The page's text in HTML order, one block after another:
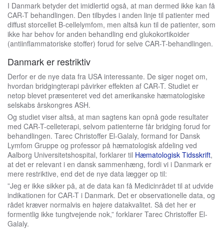
I Danmark betyder det imidlertid også, at man dermed ikke kan få
CAR-T behandlingen. Den tilbydes i anden linje til patienter med
diffust storcellet B-cellelymfom, men altså kun til de patienter, som
ikke har behov for anden behandling end glukokortikoider
(antiinflammatoriske stoffer) forud for selve CAR-T-behandlingen.
Danmark er restriktiv
Derfor er de nye data fra USA interessante. De siger noget om,
hvordan bridgingterapi påvirker effekten af CAR-T. Studiet er
netop blevet præsenteret ved det amerikanske hæmatologiske
selskabs årskongres ASH.
Og studiet viser altså, at man sagtens kan opnå gode resultater
med CAR-T-celleterapi, selvom patienterne får bridging forud for
behandlingen. Tarec Christoffer El-Galaly, formand for Dansk
Lymfom Gruppe og professor på hæmatologisk afdeling ved
Aalborg Universitetshospital, forklarer til Hæmatologisk Tidsskrift,
at det er relevant i en dansk sammenhæng, fordi vi i Danmark er
mere restriktive, end det de nye data lægger op til:
”Jeg er ikke sikker på, at de data kan få Medicinrådet til at udvide
indikationen for CAR-T i Danmark. Det er observationelle data, og
rådet kræver normalvis en højere datakvalitet. Så det her er
formentlig ikke tungtvejende nok,” forklarer Tarec Christoffer El-
Galaly.